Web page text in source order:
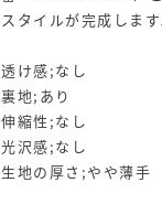
スタイルが完成します
透け感;なし
裏地;あり
伸縮性;なし
光沢感;なし
生地の厚さ;やや薄手